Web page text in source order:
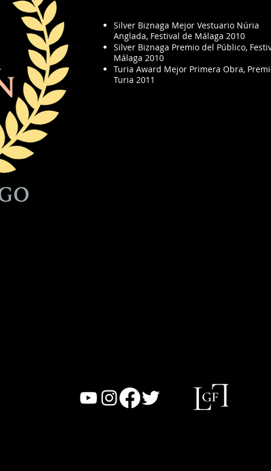
Silver Biznaga Mejor Vestuario Núria
Anglada, Festival de Málaga 2010
Silver Biznaga Premio del Público,
Málaga 2010
Turia Award Mejor Primera Obra,
Turia 2011